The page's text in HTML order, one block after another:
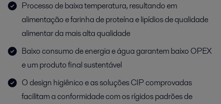
Processo de baixa temperatura, resultando em
alimentação e farinha de proteína e lipídios de qualidade
alimentar da mais alta qualidade
Baixo consumo de energia e água garantem baixo OPEX
e um produto final sustentável
O design higiênico e as soluções CIP comprovadas
facilitam a conformidade com os rígidos padrões de